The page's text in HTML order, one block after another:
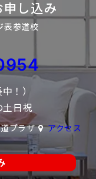
し込み
表参道校
！）
土日祝
プラザ アクセス